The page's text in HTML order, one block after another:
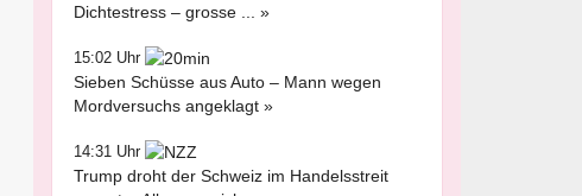
Dichtestress – grosse ... »
15:02 Uhr
Sieben Schüsse aus Auto – Mann wegen
Mordversuchs angeklagt »
14:31 Uhr
Trump droht der Schweiz im Handelsstreit